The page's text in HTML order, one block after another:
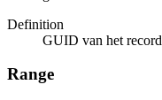
Definition
GUID van het record
Range